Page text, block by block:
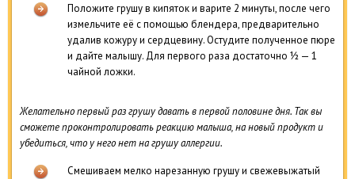
Положите грушу в кипяток и варите 2 минуты, после чего
измельчите её с помощью блендера, предварительно
удалив кожуру и сердцевину. Остудите полученное пюре
и дайте малышу. Для первого раза достаточно ½ — 1
чайной ложки.
Желательно первый раз грушу давать в первой половине дня. Так вы
сможете проконтролировать реакцию малыша, на новый продукт и
убедиться, что у него нет на грушу аллергии.
Смешиваем мелко нарезанную грушу и свежевыжатый